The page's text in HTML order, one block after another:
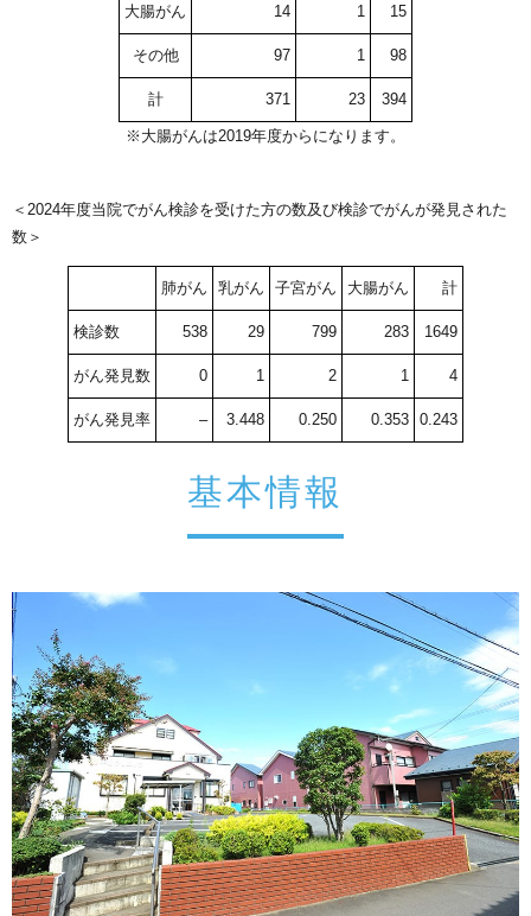
大腸がん 14 1 15
その他 97 1 98
計 371 23 394
※大腸がんは2019年度からになります。
＜2024年度当院でがん検診を受けた方の数及び検診でがんが発見された
数＞
肺がん 乳がん 子宮がん 大腸がん 計
検診数 538 29 799 283 1649
がん発見数 0 1 2 1 4
がん発見率 – 3.448 0.250 0.353 0.243
基本情報